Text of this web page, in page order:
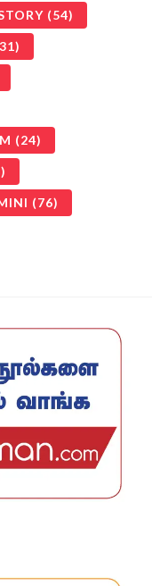
(54)
(24)
(76)